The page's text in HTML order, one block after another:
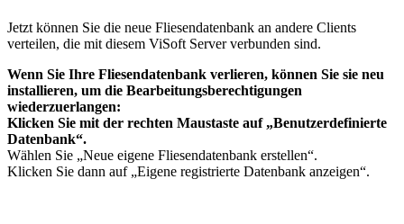
Jetzt können Sie die neue Fliesendatenbank an andere Clients
verteilen, die mit diesem ViSoft Server verbunden sind.
Wenn Sie Ihre Fliesendatenbank verlieren, können Sie sie neu
installieren, um die Bearbeitungsberechtigungen
wiederzuerlangen:
Klicken Sie mit der rechten Maustaste auf „Benutzerdefinierte
Datenbank“.
Wählen Sie „Neue eigene Fliesendatenbank erstellen“.
Klicken Sie dann auf „Eigene registrierte Datenbank anzeigen“.